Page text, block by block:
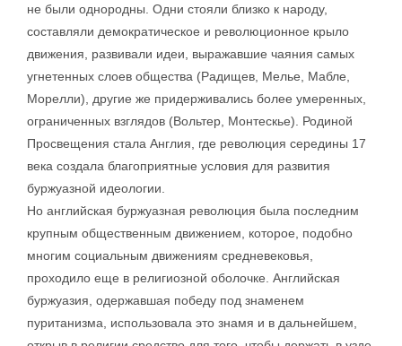
не были однородны. Одни стояли близко к народу,
составляли демократическое и революционное крыло
движения, развивали идеи, выражавшие чаяния самых
угнетенных слоев общества (Радищев, Мелье, Мабле,
Морелли), другие же придерживались более умеренных,
ограниченных взглядов (Вольтер, Монтескье). Родиной
Просвещения стала Англия, где революция середины 17
века создала благоприятные условия для развития
буржуазной идеологии.
Но английская буржуазная революция была последним
крупным общественным движением, которое, подобно
многим социальным движениям средневековья,
проходило еще в религиозной оболочке. Английская
буржуазия, одержавшая победу под знаменем
пуританизма, использовала это знамя и в дальнейшем,